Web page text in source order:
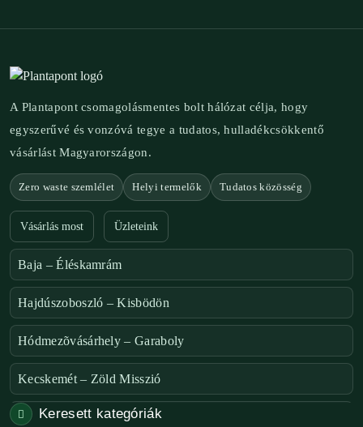
A Plantapont csomagolásmentes bolt hálózat célja, hogy
egyszerűvé és vonzóvá tegye a tudatos, hulladékcsökkentő
vásárlást Magyarországon.
Zero waste szemlélet Helyi termelők Tudatos közösség
Vásárlás most Üzleteink
Baja – Éléskamrám
Hajdúszoboszló – Kisbödön
Hódmezõvásárhely – Garaboly
Kecskemét – Zöld Misszió
Székesfehérvár – Zöld Sarok
Keresett kategóriák